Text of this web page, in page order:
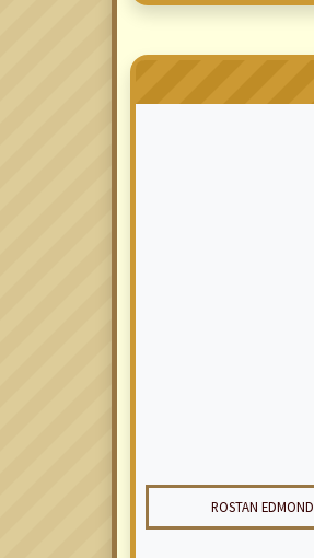
ROSTAN EDMOND